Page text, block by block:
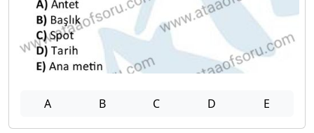
A B C D E